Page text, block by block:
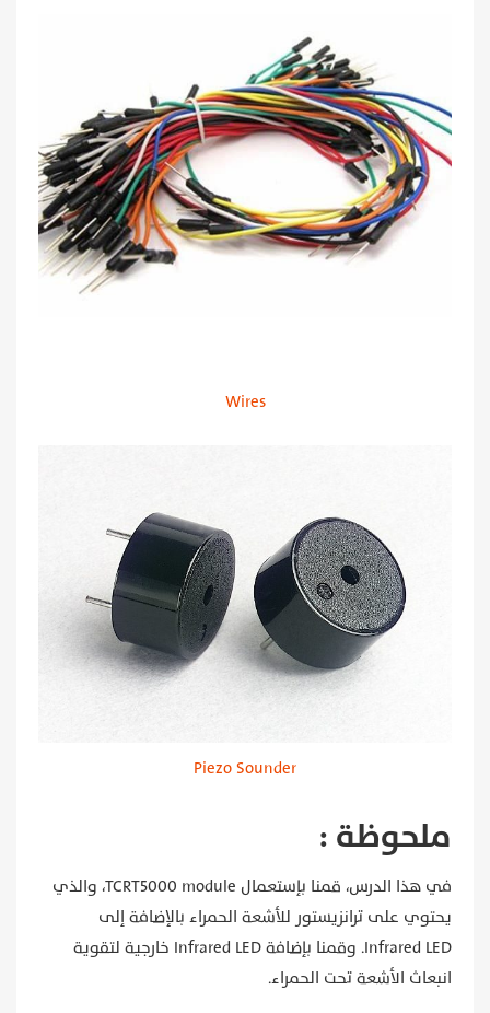
Wires
Piezo Sounder
ملحوظة :
في هذا الدرس، قمنا بإستعمال TCRT5000 module، والذي
يحتوي على ترانزيستور للأشعة الحمراء بالإضافة إلى
Infrared LED. وقمنا بإضافة Infrared LED خارجية لتقوية
انبعاث الأشعة تحت الحمراء.